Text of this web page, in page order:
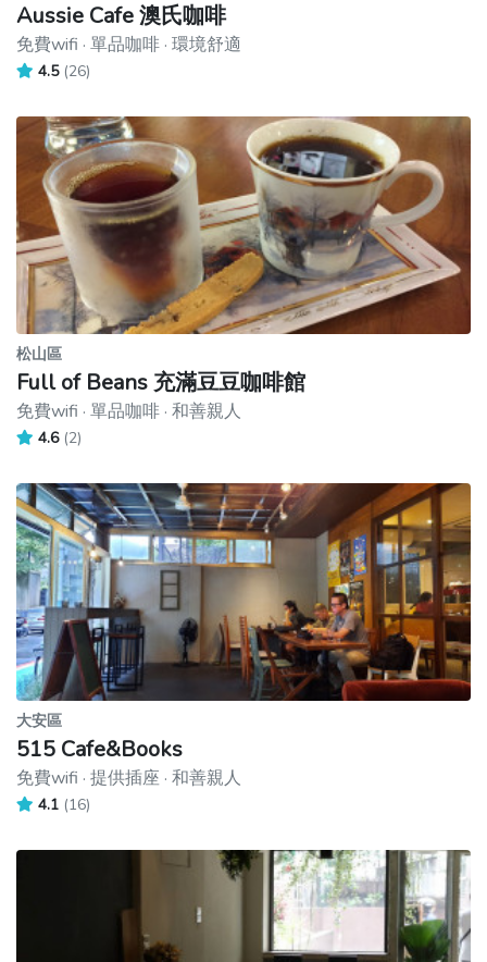
Aussie Cafe 澳氏咖啡
免費wifi · 單品咖啡 · 環境舒適
4.5 (26)
松山區
Full of Beans 充滿豆豆咖啡館
免費wifi · 單品咖啡 · 和善親人
4.6 (2)
大安區
515 Cafe&Books
免費wifi · 提供插座 · 和善親人
4.1 (16)